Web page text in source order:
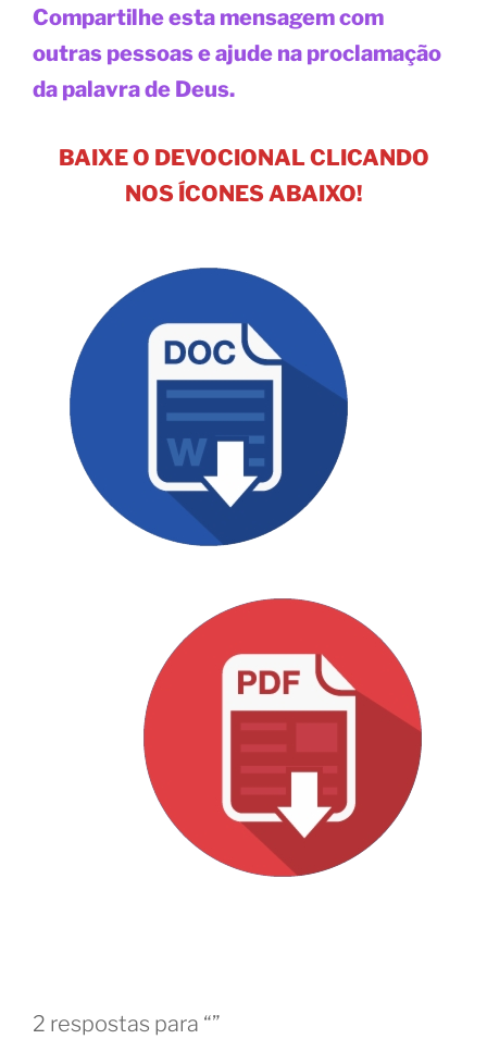
Compartilhe esta mensagem com
outras pessoas e ajude na proclamação
da palavra de Deus.
BAIXE O DEVOCIONAL CLICANDO
NOS ÍCONES ABAIXO!
2 respostas para “”